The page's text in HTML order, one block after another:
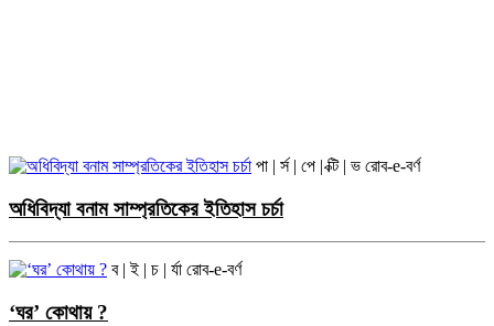
পা | র্স | পে | ক্টি | ভ রোব-e-বর্ণ
অধিবিদ্যা বনাম সাম্প্রতিকের ইতিহাস চর্চা
ব | ই | চ | র্যা রোব-e-বর্ণ
‘ঘর’ কোথায় ?